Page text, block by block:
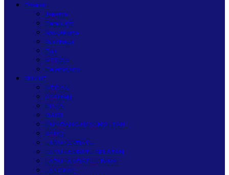
Daerah
Jakarta
Bandung
Yogyakarta
Surabaya
Bali
MEDAN
Palembang
SUMUT
MEDAN
ASAHAN
BINJAI
DAIRI
HUMBANG HASUNDUTAN
KARO
LABUHANBATU
LABUHANBATU SELATAN
LABUHANBATU UTARA
LANGKAT